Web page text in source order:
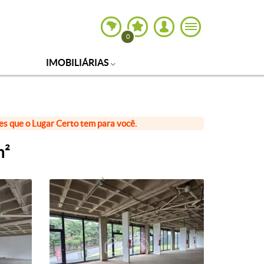
0
IMOBILIÁRIAS
que o Lugar Certo tem para você.